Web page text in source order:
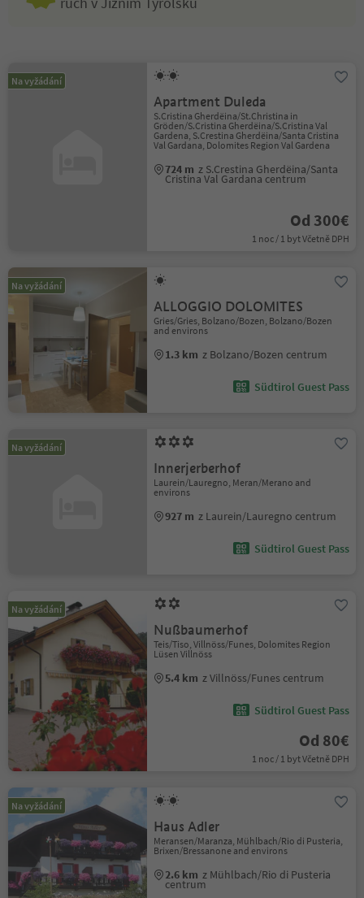
Na vyžádání
Apartment Duleda
S.Cristina Gherdëina/St.Christina in
Gröden/S.Cristina Gherdëina/S.Cristina Val
Gardena, S.Crestina Gherdëina/Santa Cristina
Val Gardana, Dolomites Region Val Gardena
724 m z S.Crestina Gherdëina/Santa
Cristina Val Gardana centrum
Od 300€
1 noc / 1 byt Včetně DPH
Na vyžádání
ALLOGGIO DOLOMITES
Gries/Gries, Bolzano/Bozen, Bolzano/Bozen
and environs
1.3 km z Bolzano/Bozen centrum
Südtirol Guest Pass
Na vyžádání
Innerjerberhof
Laurein/Lauregno, Meran/Merano and
environs
927 m z Laurein/Lauregno centrum
Südtirol Guest Pass
Na vyžádání
Nußbaumerhof
Teis/Tiso, Villnöss/Funes, Dolomites Region
Lüsen Villnöss
5.4 km z Villnöss/Funes centrum
Südtirol Guest Pass
Od 80€
1 noc / 1 byt Včetně DPH
Na vyžádání
Haus Adler
Meransen/Maranza, Mühlbach/Rio di Pusteria,
Brixen/Bressanone and environs
2.6 km z Mühlbach/Rio di Pusteria
centrum